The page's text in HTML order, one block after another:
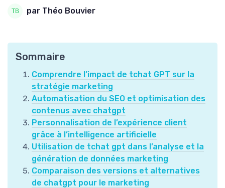
par Théo Bouvier
Sommaire
Comprendre l’impact de tchat GPT sur la
stratégie marketing
Automatisation du SEO et optimisation des
contenus avec chatgpt
Personnalisation de l’expérience client
grâce à l’intelligence artificielle
Utilisation de tchat gpt dans l’analyse et la
génération de données marketing
Comparaison des versions et alternatives
de chatgpt pour le marketing